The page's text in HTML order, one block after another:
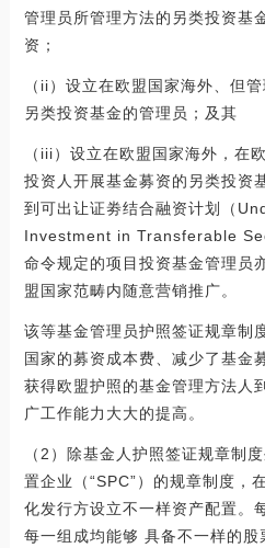
管理员所管理方法的另类投资基
资；
（ii）设立在欧盟国家海外、但
另类投资基金的管理员；及其
（iii）设立在欧盟国家海外，在
投资人开展基金募资的另类投资
到可出让证劵结合融资计划（
Investment in Transferable
命令规定的项目投资基金管理员
盟国家范畴内随意营销推广。
该等基金管理员护照签证规章制
国家的募资成本费、减少了基金
获得欧盟护照的基金管理方法人
广工作能力大大的提高。
（2）除基金人护照签证规章制
置企业（“SPC”）的规章制度，
化发行方设立不一样资产配置。
每一组成均能够 具备不一样的